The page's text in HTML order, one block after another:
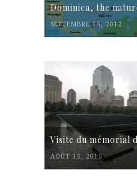
Dominica, the
SEPTEMBRE 15, 2012
Visite du mémorial
AOÛT 15, 2015